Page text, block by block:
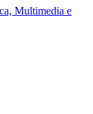
Multimedia e